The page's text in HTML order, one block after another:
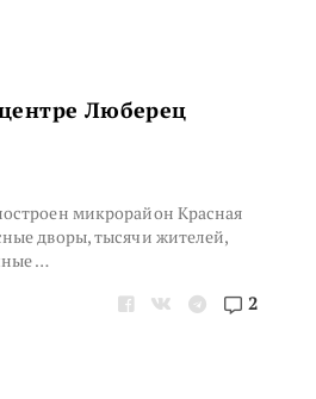
Люберец
микрорайон Красная
дворы, тысячи жителей,
…
2